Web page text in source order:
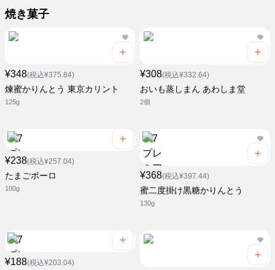
焼き菓子
¥348(税込¥375.84)
煉蜜かりんとう 東京カリント
125g
¥308(税込¥332.64)
おいも蒸しまん あわしま堂
2個
¥238(税込¥257.04)
たまごボーロ
100g
¥368(税込¥397.44)
蜜二度掛け黒糖かりんとう
130g
¥188(税込¥203.04)